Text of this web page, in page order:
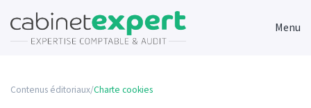
Menu
Contenus éditoriaux/Charte cookies